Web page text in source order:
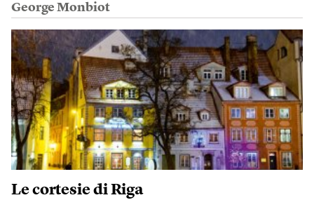
George Monbiot
Le cortesie di Riga